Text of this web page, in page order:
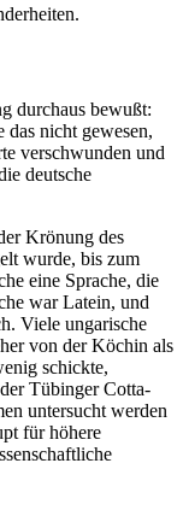
durchaus bewußt:
nicht gewesen,
verschwunden und
deutsche
Krönung des
wurde, bis zum
eine Sprache, die
war Latein, und
Viele ungarische
von der Köchin als
schickte,
Tübinger Cotta-
untersucht werden
für höhere